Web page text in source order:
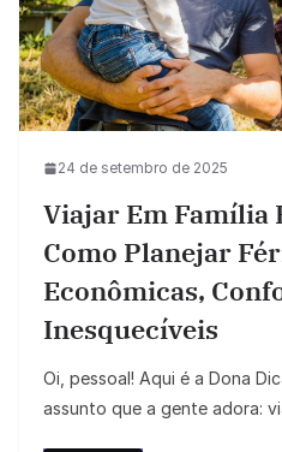
24 de setembro de 2025
Viajar Em Família
Como Planejar
Econômicas,
Inesquecíveis
Oi, pessoal! Aqui é a Dona
assunto que a gente adora: